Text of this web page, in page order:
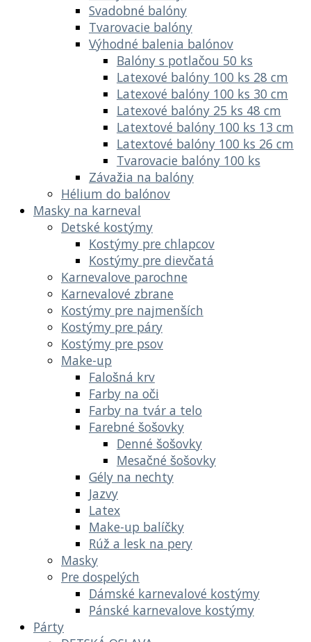
Svadobné balóny
Tvarovacie balóny
Výhodné balenia balónov
Balóny s potlačou 50 ks
Latexové balóny 100 ks 28 cm
Latexové balóny 100 ks 30 cm
Latexové balóny 25 ks 48 cm
Latextové balóny 100 ks 13 cm
Latextové balóny 100 ks 26 cm
Tvarovacie balóny 100 ks
Závažia na balóny
Hélium do balónov
Masky na karneval
Detské kostýmy
Kostýmy pre chlapcov
Kostýmy pre dievčatá
Karnevalove parochne
Karnevalové zbrane
Kostýmy pre najmenších
Kostýmy pre páry
Kostýmy pre psov
Make-up
Falošná krv
Farby na oči
Farby na tvár a telo
Farebné šošovky
Denné šošovky
Mesačné šošovky
Gély na nechty
Jazvy
Latex
Make-up balíčky
Rúž a lesk na pery
Masky
Pre dospelých
Dámské karnevalové kostýmy
Pánské karnevalove kostýmy
Párty